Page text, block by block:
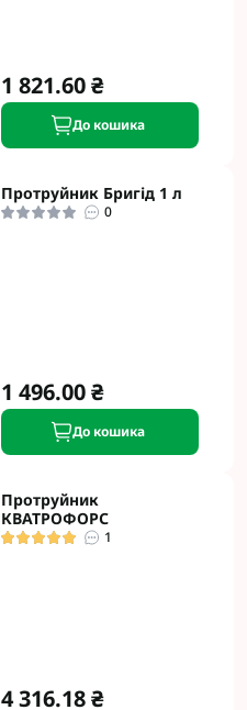
1 821.60 ₴
До кошика
Протруйник Бригід 1 л
0
1 496.00 ₴
До кошика
Протруйник
КВАТРОФОРС
1
4 316.18 ₴